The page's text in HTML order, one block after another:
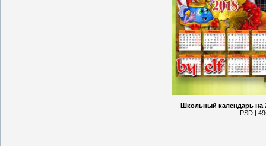
Школьный календарь на
PSD |